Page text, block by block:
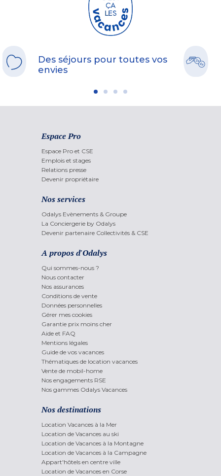
Des séjours pour toutes vos
envies
Espace Pro
Espace Pro et CSE
Emplois et stages
Relations presse
Devenir propriétaire
Nos services
Odalys Evènements & Groupe
La Conciergerie by Odalys
Devenir partenaire Collectivités & CSE
A propos d'Odalys
Qui sommes-nous ?
Nous contacter
Nos assurances
Conditions de vente
Données personnelles
Gérer mes cookies
Garantie prix moins cher
Aide et FAQ
Mentions légales
Guide de vos vacances
Thématiques de location vacances
Vente de mobil-home
Nos engagements RSE
Nos gammes Odalys Vacances
Nos destinations
Location Vacances à la Mer
Location de Vacances au ski
Location de Vacances à la Montagne
Location de Vacances à la Campagne
Appart'hôtels en centre ville
Location de Vacances en Corse